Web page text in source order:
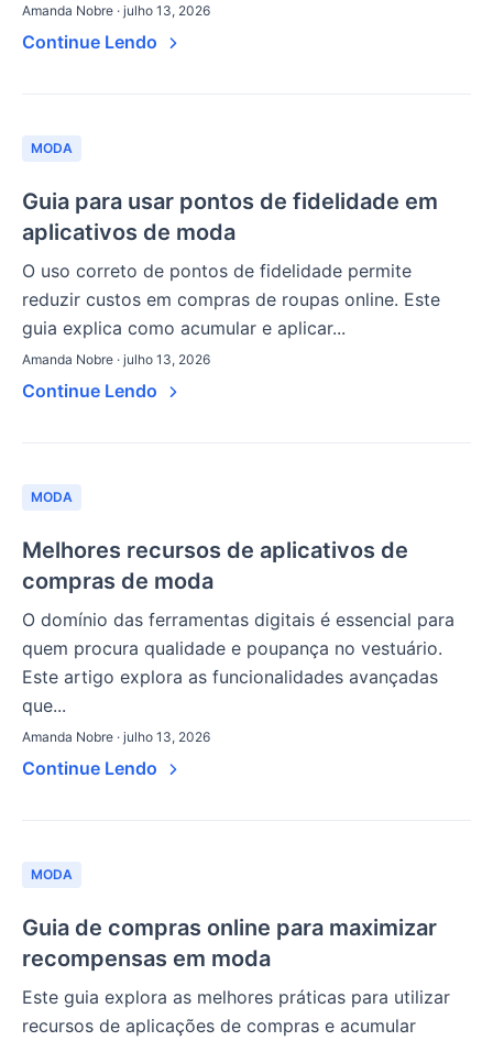
Amanda Nobre · julho 13, 2026
Continue Lendo
MODA
Guia para usar pontos de fidelidade em
aplicativos de moda
O uso correto de pontos de fidelidade permite
reduzir custos em compras de roupas online. Este
guia explica como acumular e aplicar...
Amanda Nobre · julho 13, 2026
Continue Lendo
MODA
Melhores recursos de aplicativos de
compras de moda
O domínio das ferramentas digitais é essencial para
quem procura qualidade e poupança no vestuário.
Este artigo explora as funcionalidades avançadas
que...
Amanda Nobre · julho 13, 2026
Continue Lendo
MODA
Guia de compras online para maximizar
recompensas em moda
Este guia explora as melhores práticas para utilizar
recursos de aplicações de compras e acumular